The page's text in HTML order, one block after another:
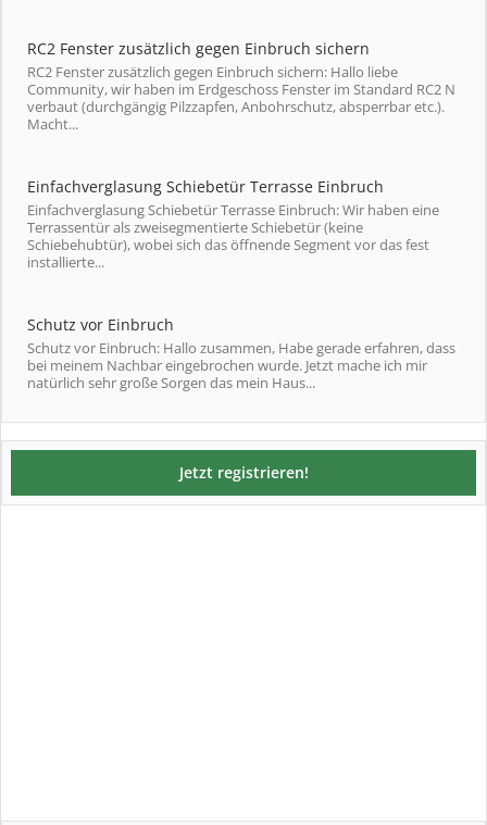
RC2 Fenster zusätzlich gegen Einbruch sichern
RC2 Fenster zusätzlich gegen Einbruch sichern: Hallo liebe
Community, wir haben im Erdgeschoss Fenster im Standard RC2 N
verbaut (durchgängig Pilzzapfen, Anbohrschutz, absperrbar etc.).
Macht...
Einfachverglasung Schiebetür Terrasse Einbruch
Einfachverglasung Schiebetür Terrasse Einbruch: Wir haben eine
Terrassentür als zweisegmentierte Schiebetür (keine
Schiebehubtür), wobei sich das öffnende Segment vor das fest
installierte...
Schutz vor Einbruch
Schutz vor Einbruch: Hallo zusammen, Habe gerade erfahren, dass
bei meinem Nachbar eingebrochen wurde. Jetzt mache ich mir
natürlich sehr große Sorgen das mein Haus...
Jetzt registrieren!